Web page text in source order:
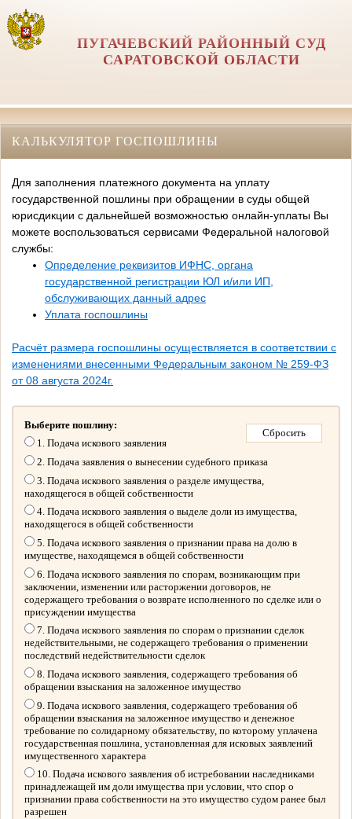
ПУГАЧЕВСКИЙ РАЙОННЫЙ СУД
САРАТОВСКОЙ ОБЛАСТИ
КАЛЬКУЛЯТОР ГОСПОШЛИНЫ
Для заполнения платежного документа на уплату
государственной пошлины при обращении в суды общей
юрисдикции с дальнейшей возможностью онлайн-уплаты Вы
можете воспользоваться сервисами Федеральной налоговой
службы:
Определение реквизитов ИФНС, органа
государственной регистрации ЮЛ и/или ИП,
обслуживающих данный адрес
Уплата госпошлины
Расчёт размера госпошлины осуществляется в соответствии с
изменениями внесенными Федеральным законом № 259-ФЗ
от 08 августа 2024г.
Выберите пошлину:
1. Подача искового заявления
2. Подача заявления о вынесении судебного приказа
3. Подача искового заявления о разделе имущества,
находящегося в общей собственности
4. Подача искового заявления о выделе доли из имущества,
находящегося в общей собственности
5. Подача искового заявления о признании права на долю в
имуществе, находящемся в общей собственности
6. Подача искового заявления по спорам, возникающим при
заключении, изменении или расторжении договоров, не
содержащего требования о возврате исполненного по сделке или о
присуждении имущества
7. Подача искового заявления по спорам о признании сделок
недействительными, не содержащего требования о применении
последствий недействительности сделок
8. Подача искового заявления, содержащего требования об
обращении взыскания на заложенное имущество
9. Подача искового заявления, содержащего требования об
обращении взыскания на заложенное имущество и денежное
требование по солидарному обязательству, по которому уплачена
государственная пошлина, установленная для исковых заявлений
имущественного характера
10. Подача искового заявления об истребовании наследниками
принадлежащей им доли имущества при условии, что спор о
признании права собственности на это имущество судом ранее был
разрешен